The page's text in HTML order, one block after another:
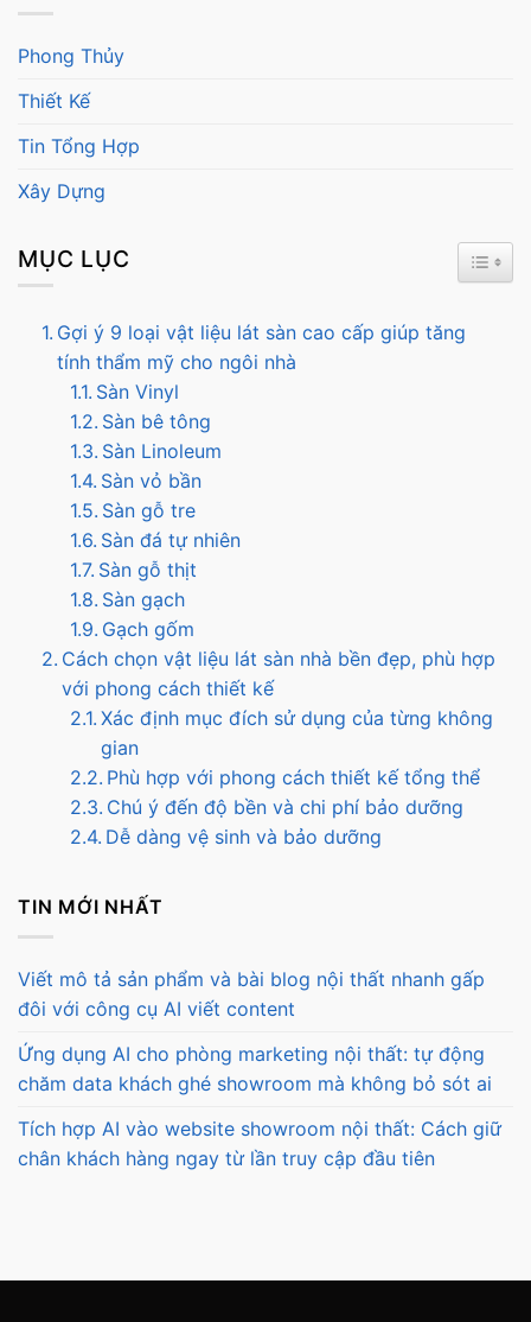
Phong Thủy
Thiết Kế
Tin Tổng Hợp
Xây Dựng
MỤC LỤC
Gợi ý 9 loại vật liệu lát sàn cao cấp giúp tăng
tính thẩm mỹ cho ngôi nhà
Sàn Vinyl
Sàn bê tông
Sàn Linoleum
Sàn vỏ bần
Sàn gỗ tre
Sàn đá tự nhiên
Sàn gỗ thịt
Sàn gạch
Gạch gốm
Cách chọn vật liệu lát sàn nhà​ bền đẹp, phù hợp
với phong cách thiết kế
Xác định mục đích sử dụng của từng không
gian
Phù hợp với phong cách thiết kế tổng thể
Chú ý đến độ bền và chi phí bảo dưỡng
Dễ dàng vệ sinh và bảo dưỡng
TIN MỚI NHẤT
Viết mô tả sản phẩm và bài blog nội thất nhanh gấp
đôi với công cụ AI viết content
Ứng dụng AI cho phòng marketing nội thất: tự động
chăm data khách ghé showroom mà không bỏ sót ai
Tích hợp AI vào website showroom nội thất: Cách giữ
chân khách hàng ngay từ lần truy cập đầu tiên